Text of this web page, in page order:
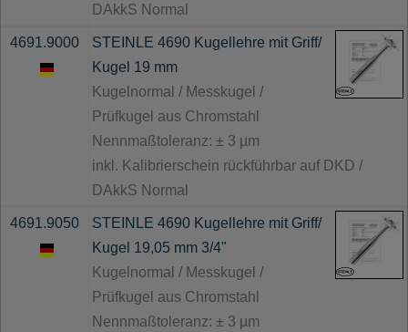
DAkkS Normal
4691.9000
STEINLE 4690 Kugellehre mit Griff/
Kugel 19 mm
Kugelnormal / Messkugel /
Prüfkugel aus Chromstahl
Nennmaßtoleranz: ± 3 µm
inkl. Kalibrierschein rückführbar auf DKD /
DAkkS Normal
4691.9050
STEINLE 4690 Kugellehre mit Griff/
Kugel 19,05 mm 3/4"
Kugelnormal / Messkugel /
Prüfkugel aus Chromstahl
Nennmaßtoleranz: ± 3 µm